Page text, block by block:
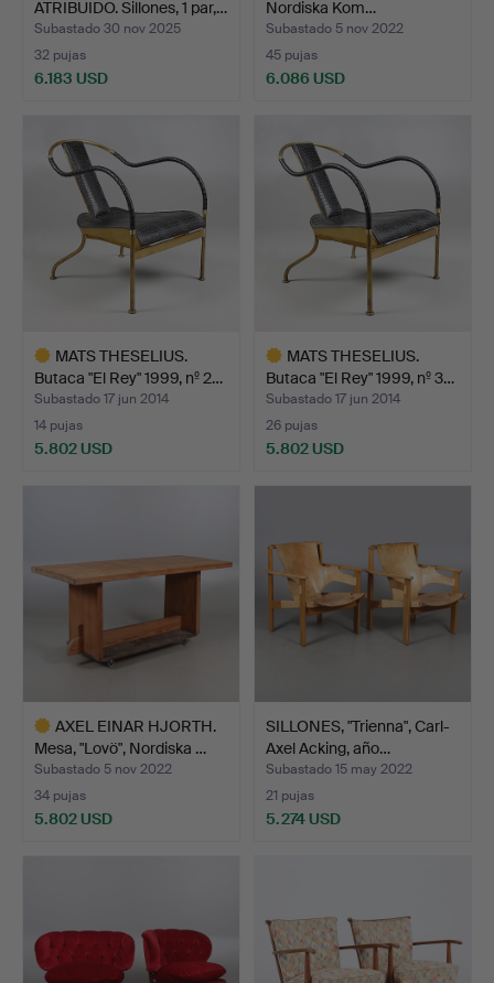
ATRIBUIDO. Sillones, 1 par,…
Subastado 30 nov 2025
32 pujas
6.183 USD
Nordiska Kom…
Subastado 5 nov 2022
45 pujas
6.086 USD
MATS THESELIUS.
Butaca "El Rey" 1999, nº 2…
Subastado 17 jun 2014
14 pujas
5.802 USD
MATS THESELIUS.
Butaca "El Rey" 1999, nº 3…
Subastado 17 jun 2014
26 pujas
5.802 USD
AXEL EINAR HJORTH.
Mesa, "Lovö", Nordiska …
Subastado 5 nov 2022
34 pujas
5.802 USD
SILLONES, "Trienna", Carl-
Axel Acking, año…
Subastado 15 may 2022
21 pujas
5.274 USD